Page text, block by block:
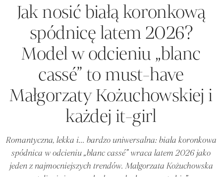
Jak nosić białą koronkową
spódnicę latem 2026?
Model w odcieniu „blanc
cassé” to must-have
Małgorzaty Kożuchowskiej i
każdej it-girl
Romantyczna, lekka i... bardzo uniwersalna: biała koronkowa
spódnica w odcieniu „blanc cassé” wraca latem 2026 jako
jeden z najmocniejszych trendów. Małgorzata Kożuchowska